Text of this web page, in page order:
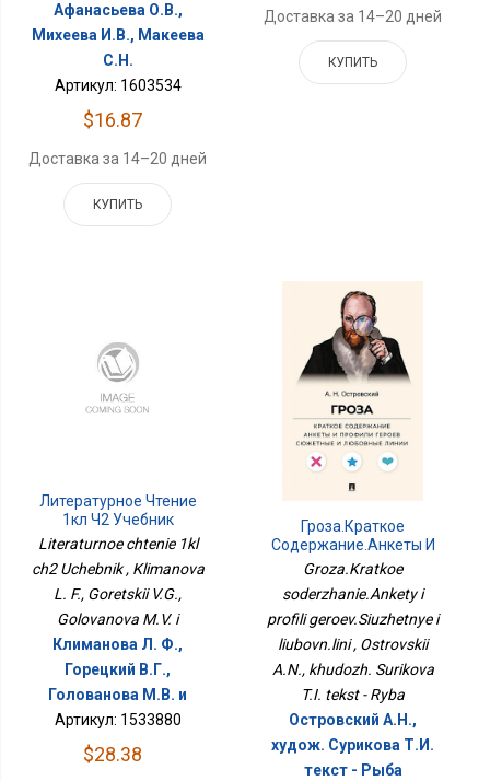
Афанасьева О.В.,
Михеева И.В., Макеева
С.Н.
Артикул: 1603534
$16.87
Доставка за 14–20 дней
КУПИТЬ
Доставка за 14–20 дней
КУПИТЬ
Литературное Чтение
1кл Ч2 Учебник
Literaturnoe chtenie 1kl
ch2 Uchebnik , Klimanova
L. F., Goretskii V.G.,
Golovanova M.V. i
Климанова Л. Ф.,
Горецкий В.Г.,
Голованова М.В. и
Артикул: 1533880
$28.38
Гроза.Краткое
Содержание.Анкеты И
Профили
Любовн.лини
Groza.Kratkoe
soderzhanie.Ankety i
profili geroev.Siuzhetnye i
liubovn.lini , Ostrovskii
A.N., khudozh. Surikova
T.I. tekst - Ryba
Островский А.Н.,
худож. Сурикова Т.И.
текст - Рыба